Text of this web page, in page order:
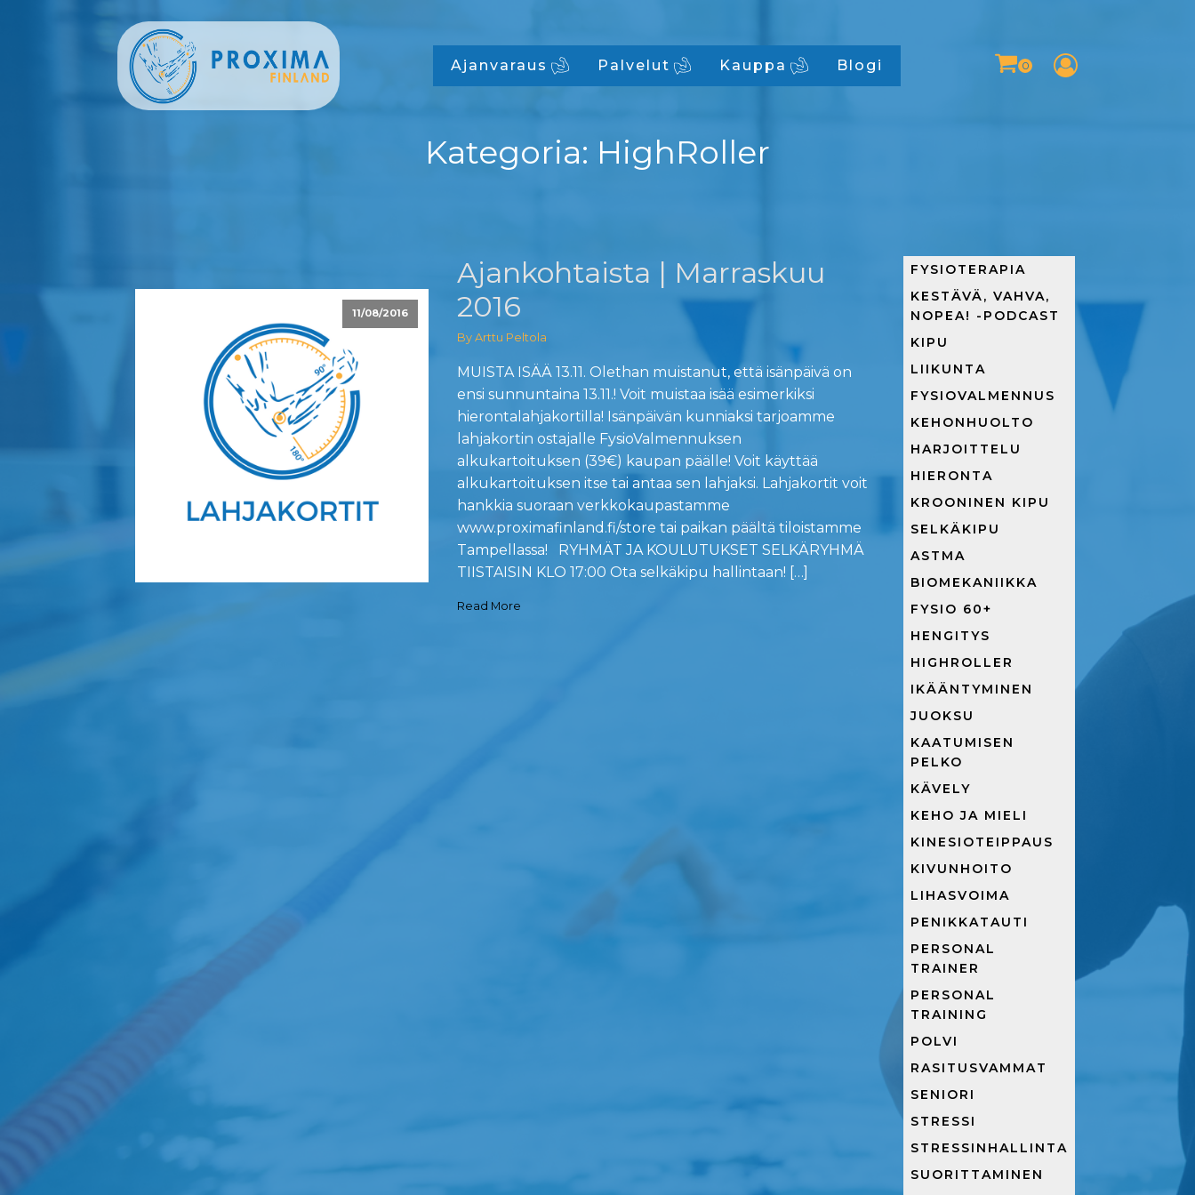
Ajanvaraus Palvelut Kauppa Blogi
Kategoria: HighRoller
11/08/2016
Ajankohtaista | Marraskuu
2016
By Arttu Peltola
MUISTA ISÄÄ 13.11. Olethan muistanut, että isänpäivä on
ensi sunnuntaina 13.11.! Voit muistaa isää esimerkiksi
hierontalahjakortilla! Isänpäivän kunniaksi tarjoamme
lahjakortin ostajalle FysioValmennuksen
alkukartoituksen (39€) kaupan päälle! Voit käyttää
alkukartoituksen itse tai antaa sen lahjaksi. Lahjakortit voit
hankkia suoraan verkkokaupastamme
www.proximafinland.fi/store tai paikan päältä tiloistamme
Tampellassa! RYHMÄT JA KOULUTUKSET SELKÄRYHMÄ
TIISTAISIN KLO 17:00 Ota selkäkipu hallintaan! […]
Read More
FYSIOTERAPIA
KESTÄVÄ, VAHVA,
NOPEA! -PODCAST
KIPU
LIIKUNTA
FYSIOVALMENNUS
KEHONHUOLTO
HARJOITTELU
HIERONTA
KROONINEN KIPU
SELKÄKIPU
ASTMA
BIOMEKANIIKKA
FYSIO 60+
HENGITYS
HIGHROLLER
IKÄÄNTYMINEN
JUOKSU
KAATUMISEN
PELKO
KÄVELY
KEHO JA MIELI
KINESIOTEIPPAUS
KIVUNHOITO
LIHASVOIMA
PENIKKATAUTI
PERSONAL
TRAINER
PERSONAL
TRAINING
POLVI
RASITUSVAMMAT
SENIORI
STRESSI
STRESSINHALLINTA
SUORITTAMINEN